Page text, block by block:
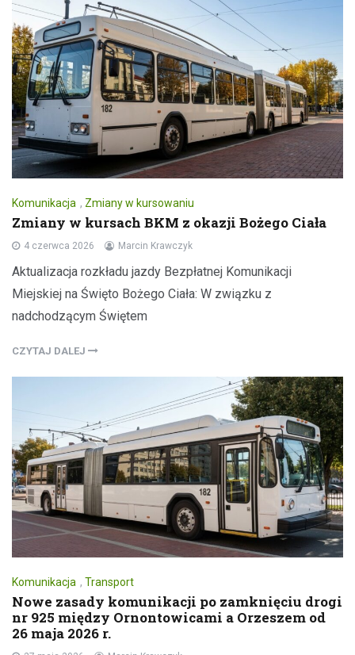
Komunikacja , Zmiany w kursowaniu
Zmiany w kursach BKM z okazji Bożego Ciała
4 czerwca 2026 Marcin Krawczyk
Aktualizacja rozkładu jazdy Bezpłatnej Komunikacji
Miejskiej na Święto Bożego Ciała: W związku z
nadchodzącym Świętem
CZYTAJ DALEJ
Komunikacja , Transport
Nowe zasady komunikacji po zamknięciu drogi
nr 925 między Ornontowicami a Orzeszem od
26 maja 2026 r.